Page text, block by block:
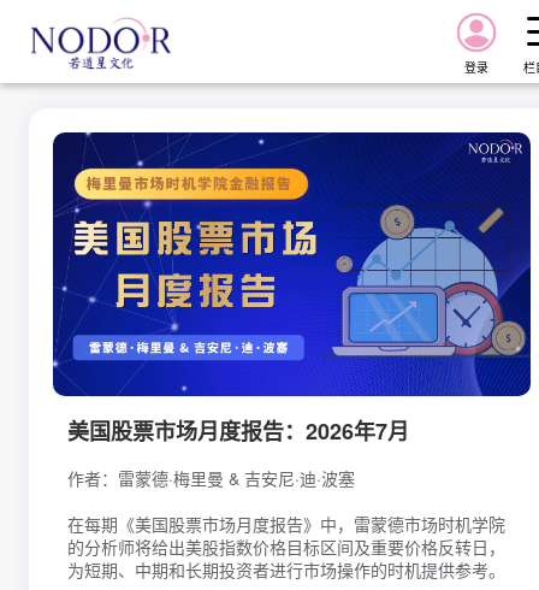
首页
报告
课程
星图
星图Pro
资讯
登录 栏
美国股票市场月度报告：2026年7月
作者：雷蒙德·梅里曼 & 吉安尼·迪·波塞
在每期《美国股票市场月度报告》中，雷蒙德市场时机学院
的分析师将给出美股指数价格目标区间及重要价格反转日，
为短期、中期和长期投资者进行市场操作的时机提供参考。